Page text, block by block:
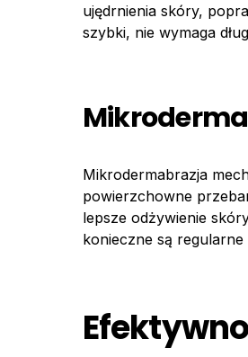
ujędrnienia skóry,
szybki, nie wymaga
Mikrodermabrazja
powierzchowne
lepsze odżywienie
konieczne są